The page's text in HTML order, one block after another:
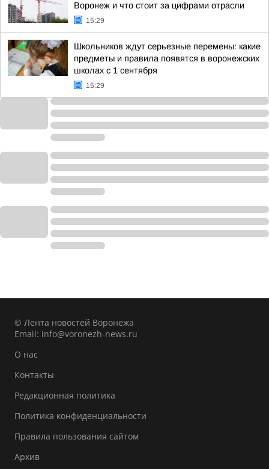
Воронеж и что стоит за цифрами отрасли
15:29
Школьников ждут серьезные перемены: какие
предметы и правила появятся в воронежских
школах с 1 сентября
15:29
© Лента новостей Воронежа
Email: info@voronezh-news.ru
О нас
Контакты
Редакционная политика
Политика конфиденциальности
Правила пользования сайтом
Архив